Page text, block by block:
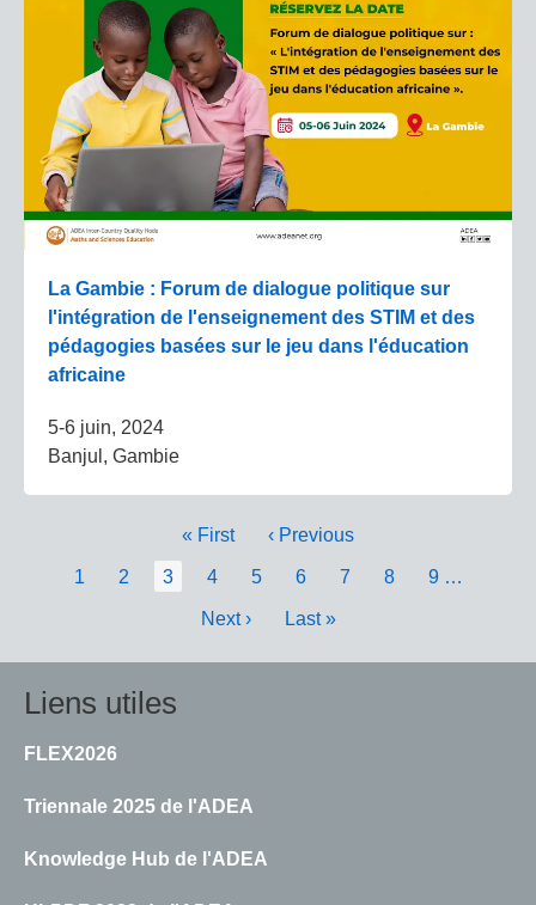
La Gambie : Forum de dialogue politique sur
l'intégration de l'enseignement des STIM et des
pédagogies basées sur le jeu dans l'éducation
africaine
5-6 juin, 2024
Banjul, Gambie
Première
« First
Page
‹ Previous
Page
1 Page
2
Page
3 Page
4 Page
5 Page
6 Page
7 Page
8 Page
9 …
Page
Next ›
Dernière
Last »
Liens utiles
FLEX2026
Triennale 2025 de l'ADEA
Knowledge Hub de l'ADEA